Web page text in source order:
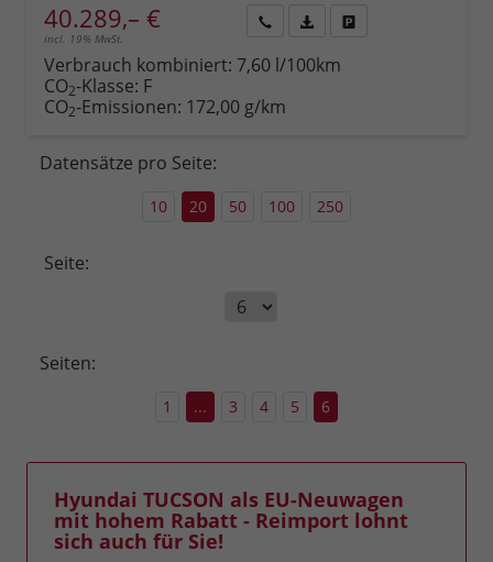
40.289,– €
incl. 19% MwSt.
anfordern
Datei,
Verbrauch kombiniert: 7,60 l/100km
CO2-Klasse: F
CO2-Emissionen: 172,00 g/km
Datensätze pro Seite:
10 20 50 100 250
Seite:
Seiten:
1 ... 3 4 5 6
Hyundai TUCSON als EU-Neuwagen
mit hohem Rabatt - Reimport lohnt
sich auch für Sie!